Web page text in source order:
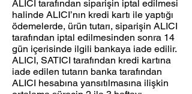
ALICI tarafından siparişin iptal edilmesi
halinde ALICI’nın kredi kartı ile yaptığı
ödemelerde, ürün tutarı, siparişin ALICI
tarafından iptal edilmesinden sonra 14
gün içerisinde ilgili bankaya iade edilir.
ALICI, SATICI tarafından kredi kartına
iade edilen tutarın banka tarafından
ALICI hesabına yansıtılmasına ilişkin